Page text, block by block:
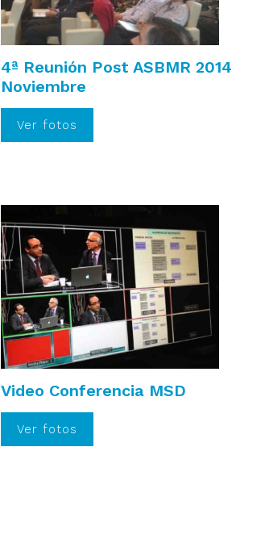
4ª Reunión Post ASBMR 2014
Noviembre
Ver fotos
Video Conferencia MSD
Ver fotos